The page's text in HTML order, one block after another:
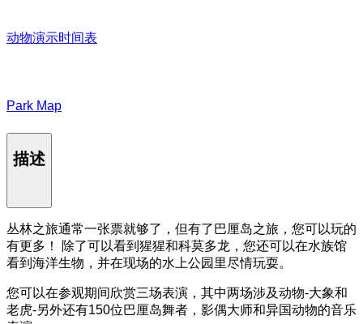
动物演示时间表
Park Map
描述
丛林之旅通常一张票就够了，但有了巴厘岛之旅，您可以玩的
有更多！ 除了可以看到猩猩和科莫多龙，您还可以在水族馆
看到海洋生物，并在现场的水上公园里尽情玩耍。
您可以在参观期间欣赏三场表演，其中两场涉及动物-大象和
老虎-另外还有150位巴厘岛舞者，影偶大师和异国动物的音乐